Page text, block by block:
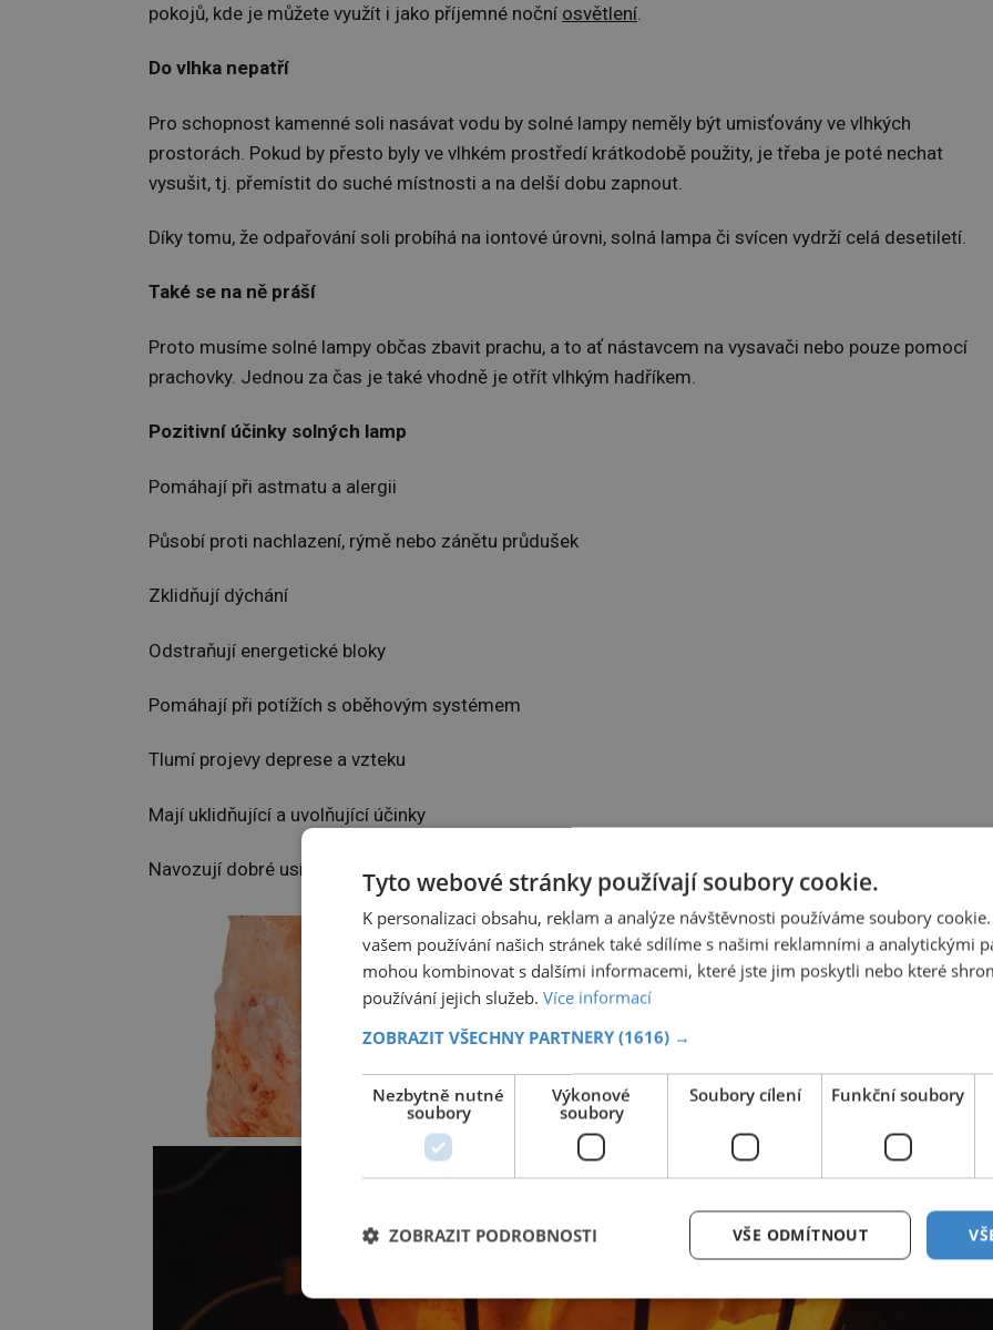
pokojů, kde je můžete využít i jako příjemné noční osvětlení
Do vlhka nepatří
Pro schopnost kamenné soli nasávat vodu by solné lampy neměly být umisťovány ve vlhkých
prostorách. Pokud by přesto byly ve vlhkém prostředí krátkodobě použity, je třeba je poté nechat
vysušit, tj. přemístit do suché místnosti a na delší dobu zapnout.
Díky tomu, že odpařování soli probíhá na iontové úrovni, solná lampa či svícen vydrží celá desetiletí.
Také se na ně práší
Proto musíme solné lampy občas zbavit prachu, a to ať nástavcem na vysavači nebo pouze pomocí
prachovky. Jednou za čas je také vhodně je otřít vlhkým hadříkem.
Pozitivní účinky solných lamp
Pomáhají při astmatu a alergii
Působí proti nachlazení, rýmě nebo zánětu průdušek
Zklidňují dýchání
Odstraňují energetické bloky
Pomáhají při potížích s oběhovým systémem
Tlumí projevy deprese a vzteku
Mají uklidňující a uvolňující účinky
Navozují dobré usínání Tyto webové stránky používají soubory cookie.
K personalizaci obsahu, reklam a analýze návštěvnosti používáme soubory
vašem používání našich stránek také sdílíme s našimi reklamními a analytickými
mohou kombinovat s dalšími informacemi, které jste jim poskytli nebo které
používání jejich služeb. Více informací
ZOBRAZIT VŠECHNY PARTNERY (1616) →
Nezbytně nutné
soubory
Výkonové
soubory
Soubory cílení Funkční soubory
VŠE ODMÍTNOUT
ZOBRAZIT PODROBNOSTI